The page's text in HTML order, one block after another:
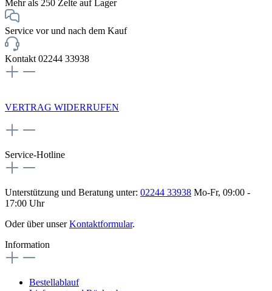
Mehr als 250 Zelte auf Lager
Service vor und nach dem Kauf
Kontakt 02244 33938
VERTRAG WIDERRUFEN
Service-Hotline
Unterstützung und Beratung unter: 02244 33938 Mo-Fr, 09:00 -
17:00 Uhr
Oder über unserKontaktformular.
Information
Bestellablauf